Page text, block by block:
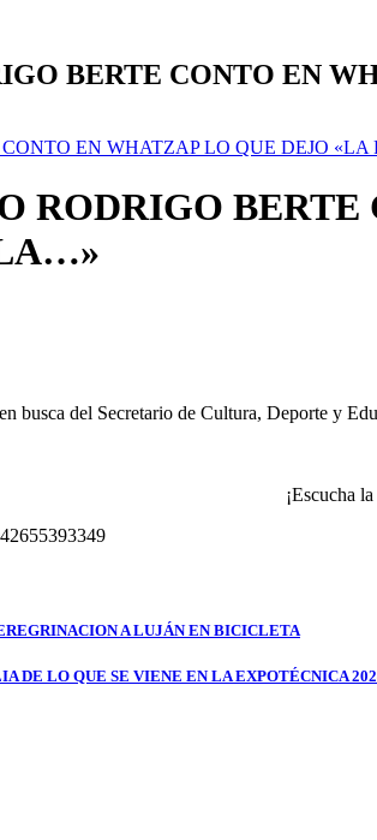
BERTE CONTO EN
EN WHATZAP LO QUE DEJO
RODRIGO
busca del Secretario de Cultura, Deporte y
¡Escucha
A LUJÁN EN BICICLETA
DE LO QUE SE VIENE EN LA EXPOTÉCNICA